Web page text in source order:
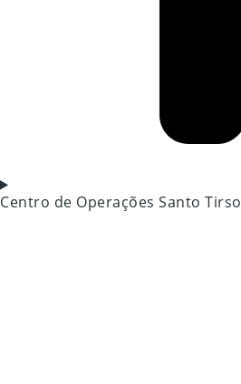
Centro de Operações Santo Tirso